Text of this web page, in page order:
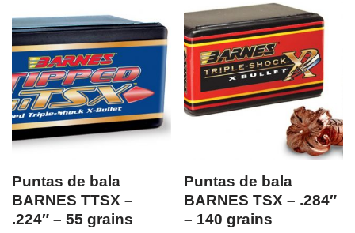
Puntas de bala
BARNES TTSX –
.224″ – 55 grains
Puntas de bala
BARNES TSX – .284″
– 140 grains